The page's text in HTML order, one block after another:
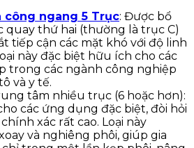
công ngang 5 Trục: Được bổ
thứ hai (thường là trục C)
tiếp cận các mặt khó với độ linh
này đặc biệt hữu ích cho các
trong các ngành công nghiệp
và y tế.
tâm nhiều trục (6 hoặc hơn):
các ứng dụng đặc biệt, đòi hỏi
xác rất cao. Loại này
và nghiêng phôi, giúp gia